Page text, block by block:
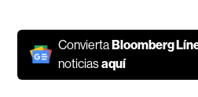
ConviertaBloomberg
noticiasaquí